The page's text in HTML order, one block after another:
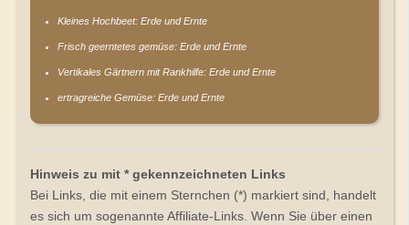
Kleines Hochbeet: Erde und Ernte
Frisch geerntetes gemüse: Erde und Ernte
Vertikales Gärtnern mit Rankhilfe: Erde und Ernte
ertragreiche Gemüse: Erde und Ernte
Hinweis zu mit * gekennzeichneten Links
Bei Links, die mit einem Sternchen (*) markiert sind, handelt
es sich um sogenannte Affiliate-Links. Wenn Sie über einen